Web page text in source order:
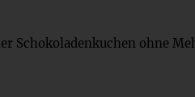
Schokoladenkuchen ohne